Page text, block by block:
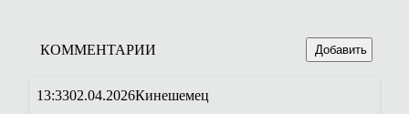
КОММЕНТАРИИ Добавить
13:3302.04.2026Кинешемец